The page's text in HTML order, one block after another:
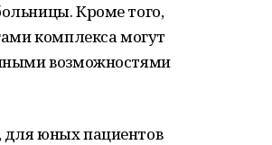
Кроме того,
комплекса могут
возможностями
для юных пациентов